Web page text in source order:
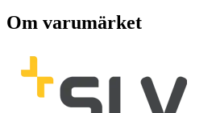
Om varumärket